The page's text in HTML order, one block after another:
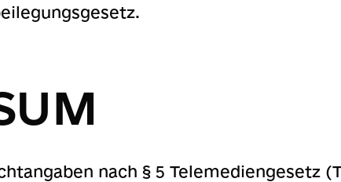
nach § 5 Telemediengesetz